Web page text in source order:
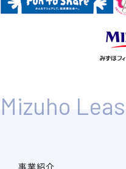
事業紹介